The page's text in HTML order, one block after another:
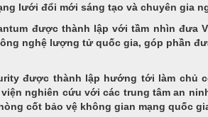
lưới đổi mới sáng tạo và chuyên gia
được thành lập với tầm nhìn đưa
nghệ lượng tử quốc gia, góp phần
được thành lập hướng tới làm chủ
nghiên cứu với các trung tâm an
cốt bảo vệ không gian mạng quốc